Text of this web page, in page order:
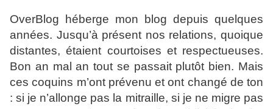
OverBlog héberge mon blog depuis quelques
années. Jusqu’à présent nos relations, quoique
distantes, étaient courtoises et respectueuses.
Bon an mal an tout se passait plutôt bien. Mais
ces coquins m’ont prévenu et ont changé de ton
: si je n’allonge pas la mitraille, si je ne migre pas